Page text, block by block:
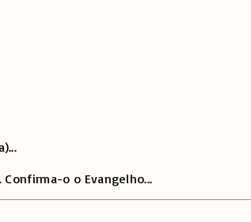
...
Confirma-o o Evangelho...